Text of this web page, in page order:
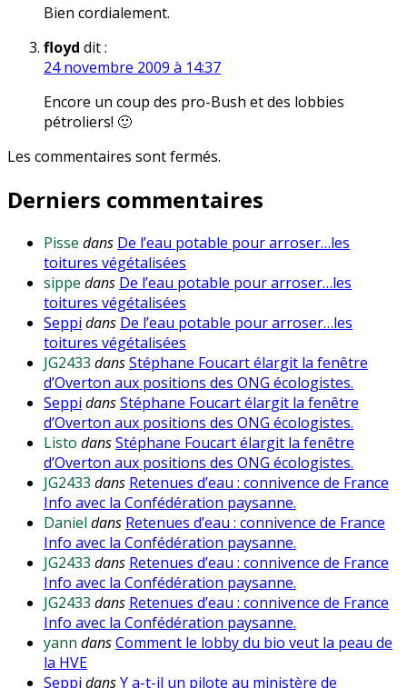
Bien cordialement.
floyd dit :
24 novembre 2009 à 14:37
Encore un coup des pro-Bush et des lobbies
pétroliers! 🙂
Les commentaires sont fermés.
Derniers commentaires
Pisse dans De l’eau potable pour arroser…les
toitures végétalisées
sippe dans De l’eau potable pour arroser…les
toitures végétalisées
Seppi dans De l’eau potable pour arroser…les
toitures végétalisées
JG2433 dansStéphane Foucart élargit la fenêtre
d’Overton aux positions des ONG écologistes.
Seppi dansStéphane Foucart élargit la fenêtre
d’Overton aux positions des ONG écologistes.
Listo dansStéphane Foucart élargit la fenêtre
d’Overton aux positions des ONG écologistes.
JG2433 dans Retenues d’eau : connivence de France
Info avec la Confédération paysanne.
Daniel dans Retenues d’eau : connivence de France
Info avec la Confédération paysanne.
JG2433 dans Retenues d’eau : connivence de France
Info avec la Confédération paysanne.
JG2433 dans Retenues d’eau : connivence de France
Info avec la Confédération paysanne.
yann dansComment le lobby du bio veut la peau de
la HVE
Seppi dansY a-t-il un pilote au ministère de